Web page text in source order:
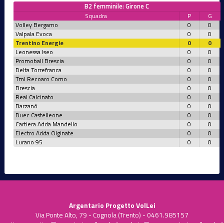
B2 femminile: Girone C
Squadra P
G
Volley Bergamo
0
0
Valpala Evoca
0
0
Trentino Energie
0
0
Leonessa Iseo
0
0
Promoball Brescia
0
0
Delta Torrefranca
0
0
Tml Recoaro Como
0
0
Brescia
0
0
Real Calcinato
0
0
Barzanò
0
0
Duec Castelleone
0
0
Cartiera Adda Mandello
0
0
Electro Adda Olginate
0
0
Lurano 95
0 0
Argentario Progetto VolLei
Via Ponte Alto, 79 - Cognola (Trento) - 0461.985157